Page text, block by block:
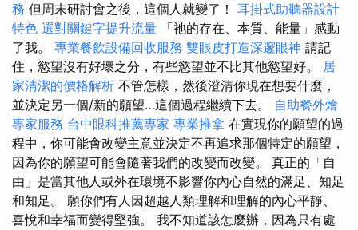
務 但周末研討會之後，這個人就變了！ 耳掛式助聽器設計
特色 選對關鍵字提升流量 「祂的存在、本質、能量」感動
了我。 專業餐飲設備回收服務 雙眼皮打造深邃眼神 請記
住，慾望沒有好壞之分，有些慾望並不比其他慾望好。 居
家清潔的價格解析 不管怎樣，然後澄清你現在想要什麼，
並決定另一個/新的願望…這個過程繼續下去。 自助餐外燴
專家服務 台中眼科推薦專家 專業推拿 在實現你的願望的過
程中，你可能會改變主意並決定不再追求那個特定的願望，
因為你的願望可能會隨著我們的改變而改變。 真正的「自
由」是當其他人或外在環境不影響你內心自然的滿足、知足
和知足。 願你們有人因超越人類理解和理解的內心平靜、
喜悅和幸福而變得堅強。 我不知道該怎麼辦，因為只有處